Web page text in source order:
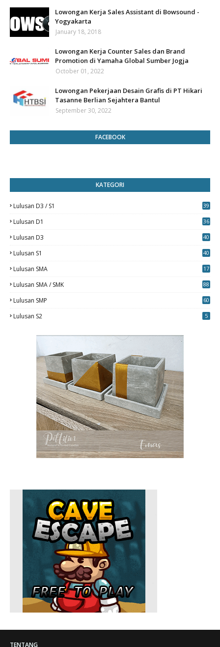
Lowongan Kerja Sales Assistant di Bowsound -
Yogyakarta
January 18, 2018
Lowongan Kerja Counter Sales dan Brand
Promotion di Yamaha Global Sumber Jogja
October 01, 2022
Lowongan Pekerjaan Desain Grafis di PT Hikari
Tasanne Berlian Sejahtera Bantul
September 30, 2022
FACEBOOK
KATEGORI
Lulusan D3 / S1
39
Lulusan D1 36
Lulusan D3
40
Lulusan S1
40
Lulusan SMA 17
Lulusan SMA / SMK
88
Lulusan SMP 60
Lulusan S2 5
TENTANG